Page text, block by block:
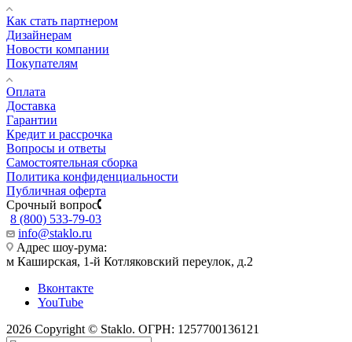
Как стать партнером
Дизайнерам
Новости компании
Покупателям
Оплата
Доставка
Гарантии
Кредит и рассрочка
Вопросы и ответы
Самостоятельная сборка
Политика конфиденциальности
Публичная оферта
Срочный вопрос
8 (800) 533-79-03
info@staklo.ru
Адрес шоу-рума:
м Каширская, 1-й Котляковский переулок, д.2
Вконтакте
YouTube
2026 Copyright © Staklo. ОГРН: 1257700136121